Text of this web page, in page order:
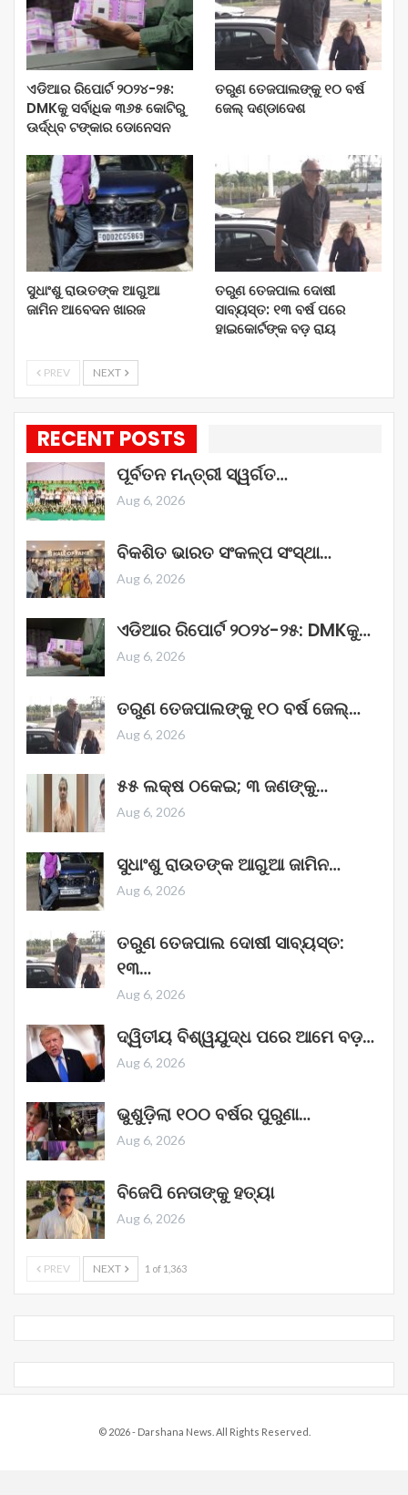
ଏଡିଆର ରିପୋର୍ଟ ୨୦୨୪-୨୫:
DMKକୁ ସର୍ବାଧିକ ୩୬୫ କୋଟିରୁ
ଊର୍ଦ୍ଧ୍ବ ଟଙ୍କାର ଡୋନେସନ
ତରୁଣ ତେଜପାଲଙ୍କୁ ୧୦ ବର୍ଷ
ଜେଲ୍‌ ଦଣ୍ଡାଦେଶ
ସୁଧାଂଶୁ ରାଉତଙ୍କ ଆଗୁଆ
ଜାମିନ ଆବେଦନ ଖାରଜ
ତରୁଣ ତେଜପାଲ ଦୋଷୀ
ସାବ୍ୟସ୍ତ: ୧୩ ବର୍ଷ ପରେ
ହାଇକୋର୍ଟଙ୍କ ବଡ଼ ରାୟ
PREV NEXT
RECENT POSTS
ପୂର୍ବତନ ମନ୍ତ୍ରୀ ସ୍ୱର୍ଗତ…
Aug 6, 2026
ବିକଶିତ ଭାରତ ସଂକଳ୍ପ ସଂସ୍ଥା…
Aug 6, 2026
ଏଡିଆର ରିପୋର୍ଟ ୨୦୨୪-୨୫: DMKକୁ…
Aug 6, 2026
ତରୁଣ ତେଜପାଲଙ୍କୁ ୧୦ ବର୍ଷ ଜେଲ୍‌…
Aug 6, 2026
୫୫ ଲକ୍ଷ ଠକେଇ; ୩ ଜଣଙ୍କୁ…
Aug 6, 2026
ସୁଧାଂଶୁ ରାଉତଙ୍କ ଆଗୁଆ ଜାମିନ…
Aug 6, 2026
ତରୁଣ ତେଜପାଲ ଦୋଷୀ ସାବ୍ୟସ୍ତ:
୧୩…
Aug 6, 2026
ଦ୍ୱିତୀୟ ବିଶ୍ୱଯୁଦ୍ଧ ପରେ ଆମେ ବଡ଼…
Aug 6, 2026
ଭୁଶୁଡ଼ିଲା ୧୦୦ ବର୍ଷର ପୁରୁଣା…
Aug 6, 2026
ବିଜେପି ନେତାଙ୍କୁ ହତ୍ୟା
Aug 6, 2026
PREV NEXT 1 of 1,363
© 2026 - Darshana News. All Rights Reserved.